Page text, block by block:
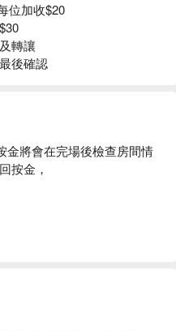
位加收$20
轉讓
後確認
金將會在完場後檢查房間情
按金，